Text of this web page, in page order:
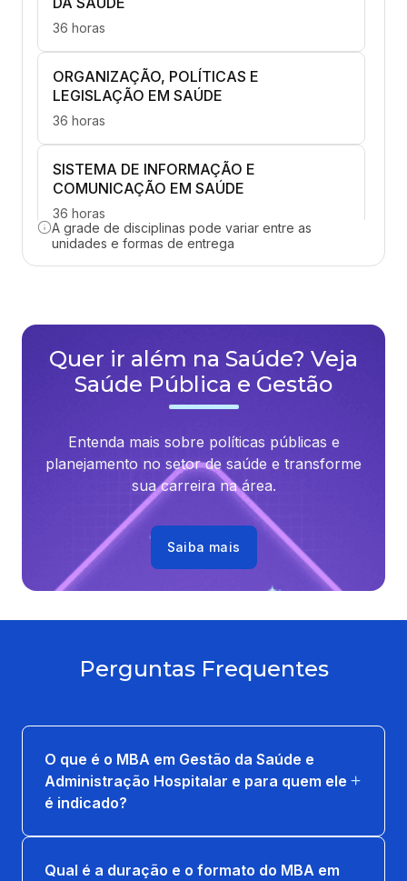
36 horas
ORGANIZAÇÃO, POLÍTICAS E
LEGISLAÇÃO EM SAÚDE
36 horas
SISTEMA DE INFORMAÇÃO E
COMUNICAÇÃO EM SAÚDE
36 horas
EPIDEMIOLOGIA E ESTATÍSTICA PARA A
GESTÃO DE SERVIÇOS DE DIAGNÓSTICO
E TERAPIA
GESTÃO DE SUPRIMENTOS E LOGÍSTICA
EM SAÚDE
ORÇAMENTO E FINANÇAS EM SAÚDE
36 horas
36 horas
A grade de disciplinas pode variar entre as
unidades e formas de entrega
Quer ir além na Saúde? Veja
Saúde Pública e Gestão
Entenda mais sobre políticas públicas e
planejamento no setor de saúde e transforme
sua carreira na área.
Saiba mais
Perguntas Frequentes
O que é o MBA em Gestão da Saúde e
Administração Hospitalar e para quem ele
é indicado?
Qual é a duração e o formato do MBA em